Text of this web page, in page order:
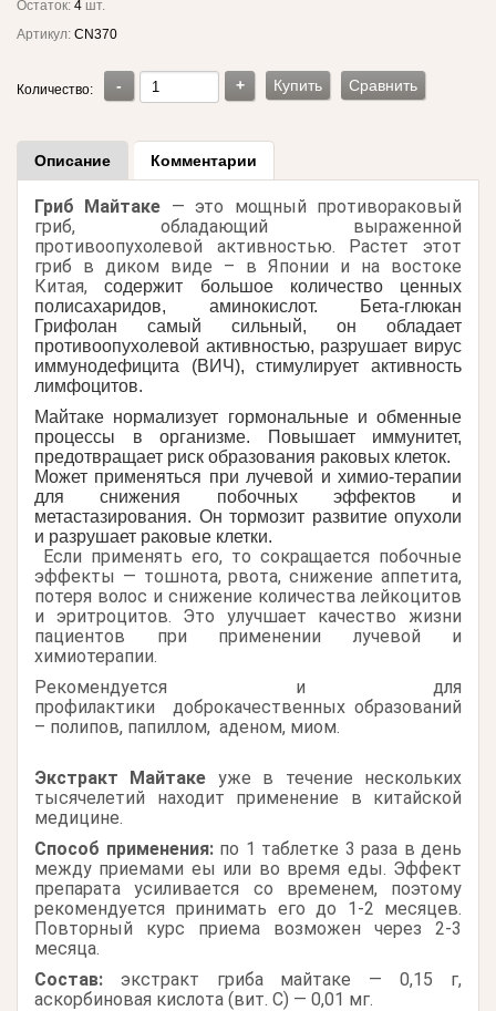
Остаток: 4 шт.
Артикул: CN370
Количество: +
- Купить Сравнить
Описание Комментарии
Гриб Майтаке — это мощный противораковый
гриб, обладающий выраженной
противоопухолевой активностью. Растет этот
гриб в диком виде – в Японии и на востоке
Китая, содержит большое количество ценных
полисахаридов, аминокислот. Бета-глюкан
Грифолан самый сильный, он обладает
противоопухолевой активностью, разрушает вирус
иммунодефицита (ВИЧ), стимулирует активность
лимфоцитов.
Майтаке нормализует гормональные и обменные
процессы в организме. Повышает иммунитет,
предотвращает риск образования раковых клеток.
Может применяться при лучевой и химио-терапии
для снижения побочных эффектов и
метастазирования. Он тормозит развитие опухоли
и разрушает раковые клетки.
Если применять его, то сокращается побочные
эффекты — тошнота, рвота, снижение аппетита,
потеря волос и снижение количества лейкоцитов
и эритроцитов. Это улучшает качество жизни
пациентов при применении лучевой и
химиотерапии.
Рекомендуется и для
профилактики доброкачественных образований
– полипов, папиллом, аденом, миом.
Экстракт Майтаке уже в течение нескольких
тысячелетий находит применение в китайской
медицине.
Способ применения:по 1 таблетке 3 раза в день
между приемами еы или во время еды. Эффект
препарата усиливается со временем, поэтому
рекомендуется принимать его до 1-2 месяцев.
Повторный курс приема возможен через 2-3
месяца.
Состав: экстракт гриба майтаке — 0,15 г,
аскорбиновая кислота (вит. С) — 0,01 мг.